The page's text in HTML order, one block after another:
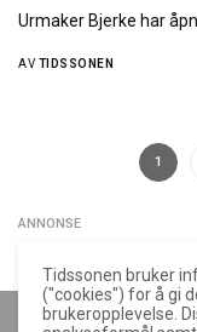
Urmaker Bjerke har
AV TIDSSONEN
1
ANNONSE
Tidssonen bruker
("cookies") for å gi
brukeropplevelse.